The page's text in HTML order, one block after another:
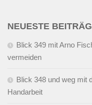
NEUESTE
Blick 349 mit Arno
vermeiden
Blick 348 und weg mit
Handarbeit